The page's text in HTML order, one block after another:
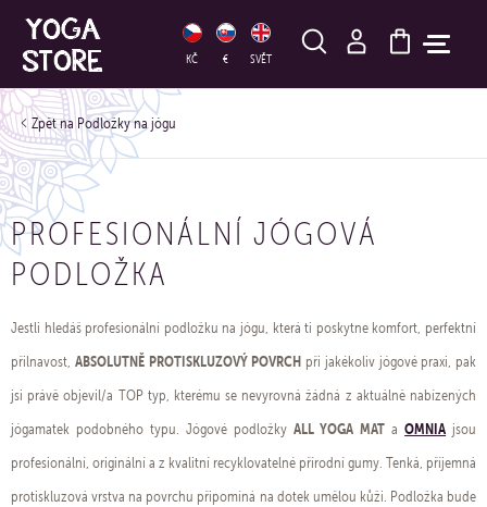
KČ € SVĚT
HLEDAT
Podložky na jógu
PROFESIONÁLNÍ JÓGOVÁ
PODLOŽKA
Jestli hledáš profesionální podložku na jógu, která ti poskytne komfort, perfektní
přilnavost, ABSOLUTNĚ PROTISKLUZOVÝ POVRCH při jakékoliv jógové praxi, pak
jsi právě objevil/a TOP typ, kterému se nevyrovná žádná z aktuálně nabízených
jógamatek podobného typu. Jógové podložky ALL YOGA MAT aOMNIA jsou
profesionální, originální a z kvalitní recyklovatelné přírodní gumy. Tenká, příjemná
protiskluzová vrstva na povrchu připomíná na dotek umělou kůži. Podložka bude